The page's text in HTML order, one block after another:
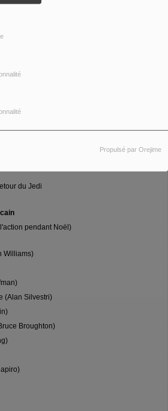
Propulsé par Orejime
12 de "Star Wars: L'Ascension de Skywalker")
du Jedi
pendant Noël)
Williams)
(Alan Silvestri)
Broughton)